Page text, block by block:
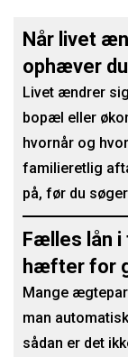
Når livet
ophæver
Livet ændrer
bopæl eller
hvornår og
familieretlig
på, før du
Fælles lån
hæfter for
Mange
man
sådan er det